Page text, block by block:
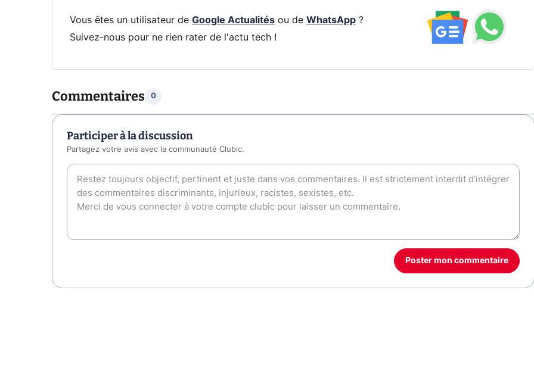
Vous êtes un utilisateur de Google Actualitésou de WhatsApp?
Suivez-nous pour ne rien rater de l'actu tech !
Commentaires 0
Participer à la discussion
Partagez votre avis avec la communauté Clubic.
Poster mon commentaire